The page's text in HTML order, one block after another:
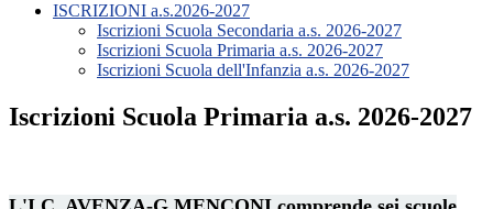
ISCRIZIONI a.s.2026-2027
Iscrizioni Scuola Secondaria a.s. 2026-2027
Iscrizioni Scuola Primaria a.s. 2026-2027
Iscrizioni Scuola dell'Infanzia a.s. 2026-2027
Iscrizioni Scuola Primaria a.s. 2026-2027